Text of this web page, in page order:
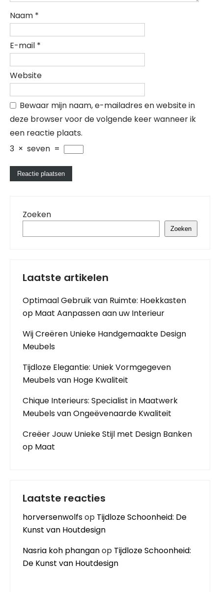
Naam *
E-mail *
Website
Bewaar mijn naam, e-mailadres en website in
deze browser voor de volgende keer wanneer ik
een reactie plaats.
3 × seven =
Zoeken
Zoeken
Laatste artikelen
Optimaal Gebruik van Ruimte: Hoekkasten
op Maat Aanpassen aan uw Interieur
Wij Creëren Unieke Handgemaakte Design
Meubels
Tijdloze Elegantie: Uniek Vormgegeven
Meubels van Hoge Kwaliteit
Chique Interieurs: Specialist in Maatwerk
Meubels van Ongeëvenaarde Kwaliteit
Creëer Jouw Unieke Stijl met Design Banken
op Maat
Laatste reacties
horversenwolfsop Tijdloze Schoonheid: De
Kunst van Houtdesign
Nasria koh phanganop Tijdloze Schoonheid:
De Kunst van Houtdesign